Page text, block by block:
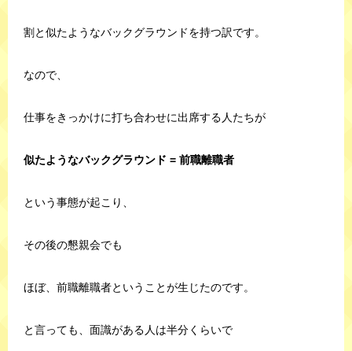
割と似たようなバックグラウンドを持つ訳です。
なので、
仕事をきっかけに打ち合わせに出席する人たちが
似たようなバックグラウンド = 前職離職者
という事態が起こり、
その後の懇親会でも
ほぼ、前職離職者ということが生じたのです。
と言っても、面識がある人は半分くらいで